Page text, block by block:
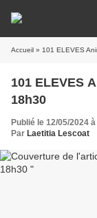
Accueil » 101 ELEVES
101 ELEVES
18h30
Publié le 12/05/2024
Par Laetitia Lescoat